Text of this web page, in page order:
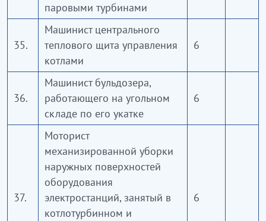
паровыми турбинами
35.
Машинист центрального
теплового щита управления
котлами
6
36.
Машинист бульдозера,
работающего на угольном
складе по его укатке
6
37.
Моторист
механизированной уборки
наружных поверхностей
оборудования
электростанций, занятый в
котлотурбинном и
6